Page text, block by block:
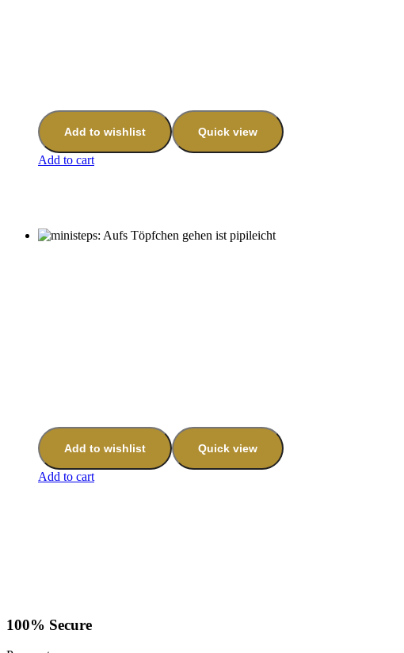
Add to wishlist Quick view
Add to cart
Add to wishlist Quick view
Add to cart
100% Secure